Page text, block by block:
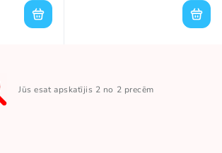
Jūs esat apskatījis 2 no 2 precēm